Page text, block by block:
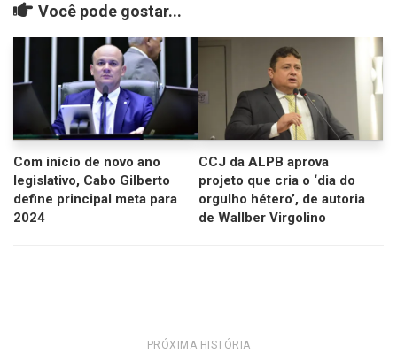
Você pode gostar...
Com início de novo ano
legislativo, Cabo Gilberto
define principal meta para
2024
CCJ da ALPB aprova
projeto que cria o ‘dia do
orgulho hétero’, de autoria
de Wallber Virgolino
PRÓXIMA HISTÓRIA